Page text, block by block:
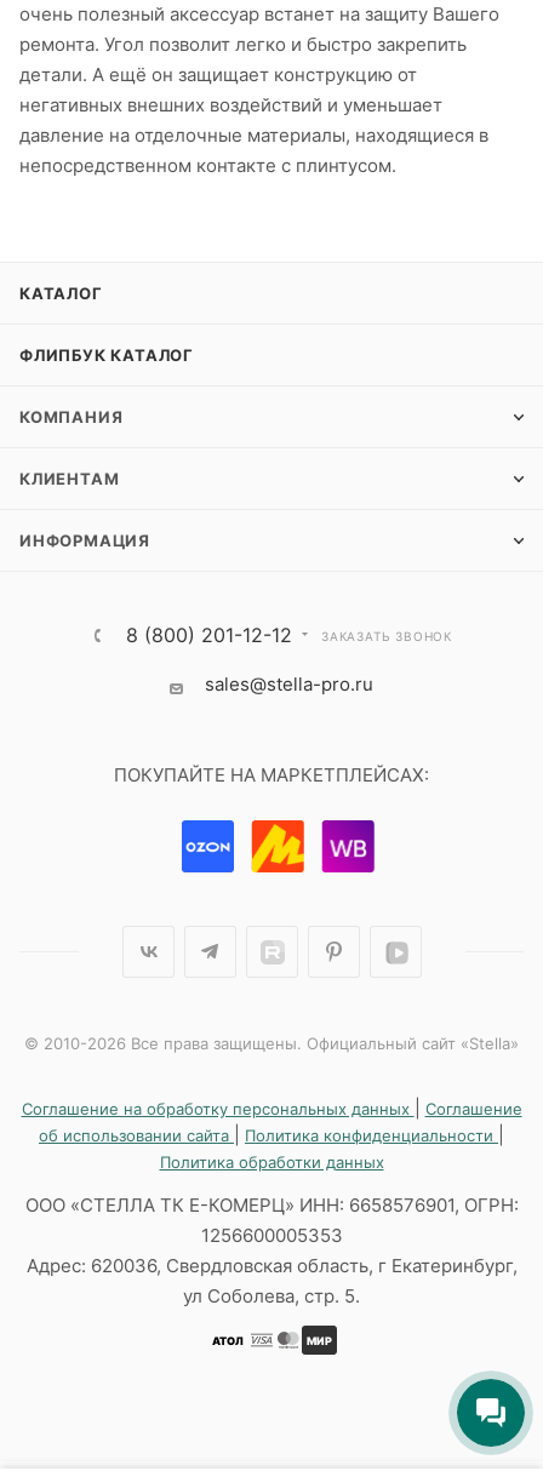
очень полезный аксессуар встанет на защиту Вашего
ремонта. Угол позволит легко и быстро закрепить
детали. А ещё он защищает конструкцию от
негативных внешних воздействий и уменьшает
давление на отделочные материалы, находящиеся в
непосредственном контакте с плинтусом.
КАТАЛОГ
ФЛИПБУК КАТАЛОГ
КОМПАНИЯ
КЛИЕНТАМ
ИНФОРМАЦИЯ
8 (800) 201-12-12 ЗАКАЗАТЬ ЗВОНОК
sales@stella-pro.ru
ПОКУПАЙТЕ НА МАРКЕТПЛЕЙСАХ:
© 2010-2026 Все права защищены. Официальный сайт «Stella»
Соглашение на обработку персональных данных
Соглашение
об использовании сайта
Политика конфиденциальности
Политика обработки данных
ООО «СТЕЛЛА ТК Е-КОМЕРЦ» ИНН: 6658576901, ОГРН:
1256600005353
Адрес: 620036, Свердловская область, г Екатеринбург,
ул Соболева, стр. 5.
АТОЛ МИР